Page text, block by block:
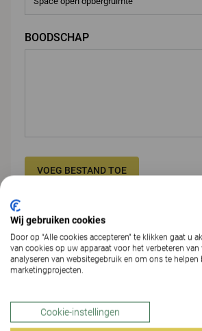
BOODSCHAP
VOEG BESTAND TOE
Jouw gegevens
VOORNAAM*
ACHTERNAAM*
Wij gebruiken cookies
Door op “Alle cookies accepteren” te klikken gaat u
van cookies op uw apparaat voor het verbeteren
analyseren van websitegebruik en om ons te helpen
marketingprojecten.
Cookie-instellingen